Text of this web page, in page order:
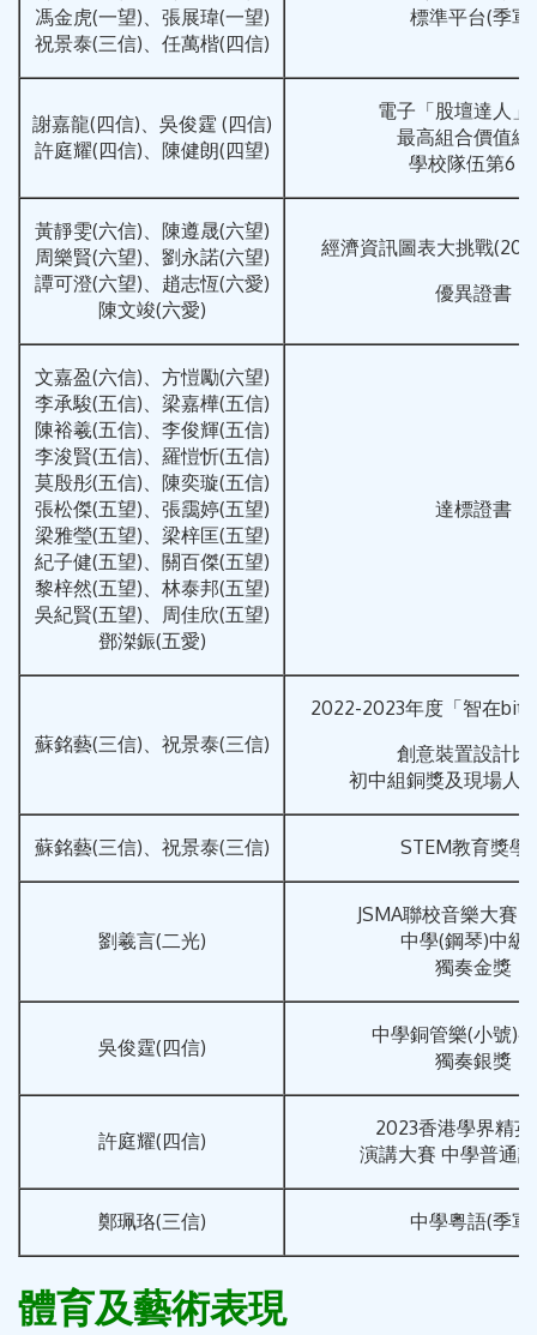
馮金虎(一望)、張展瑋(一望)
祝景泰(三信)、任萬楷(四信)
標準平台(季軍)
謝嘉龍(四信)、吳俊霆 (四信)
許庭耀(四信)、陳健朗(四望)
電子「股壇達人」
最高組合價值總
學校隊伍第6
黃靜雯(六信)、陳遵晟(六望)
周樂賢(六望)、劉永諾(六望)
譚可澄(六望)、趙志恆(六愛)
陳文竣(六愛)
經濟資訊圖表大挑戰
優異證書
文嘉盈(六信)、方愷勵(六望)
李承駿(五信)、梁嘉樺(五信)
陳裕羲(五信)、李俊輝(五信)
李浚賢(五信)、羅愷忻(五信)
莫殷彤(五信)、陳奕璇(五信)
張松傑(五望)、張靄婷(五望)
梁雅瑩(五望)、梁梓匡(五望)
紀子健(五望)、關百傑(五望)
黎梓然(五望)、林泰邦(五望)
吳紀賢(五望)、周佳欣(五望)
鄧滐鋠(五愛)
達標證書
蘇銘藝(三信)、祝景泰(三信)
2022-2023年度「智在bit
創意裝置設計比
初中組銅獎及現場人
蘇銘藝(三信)、祝景泰(三信) STEM教育獎學
劉羲言(二光)
JSMA聯校音樂大賽
中學(鋼琴)中級
獨奏金獎
吳俊霆(四信)
中學銅管樂(小號)
獨奏銀獎
許庭耀(四信)
2023香港學界精
演講大賽 中學普通
鄭珮珞(三信) 中學粵語(季軍)
體育及藝術表現